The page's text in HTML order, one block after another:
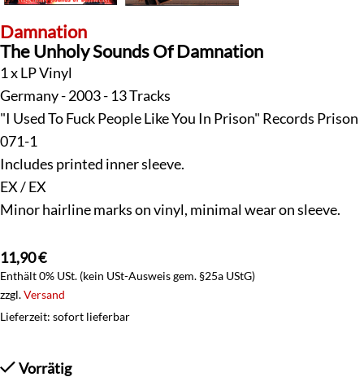
Damnation
The Unholy Sounds Of Damnation
1 x LP Vinyl
Germany - 2003 - 13 Tracks
"I Used To Fuck People Like You In Prison" Records Prison
071-1
Includes printed inner sleeve.
EX / EX
Minor hairline marks on vinyl, minimal wear on sleeve.
11,90€
Enthält 0% USt. (kein USt-Ausweis gem. §25a UStG)
zzgl.Versand
Lieferzeit: sofort lieferbar
Vorrätig